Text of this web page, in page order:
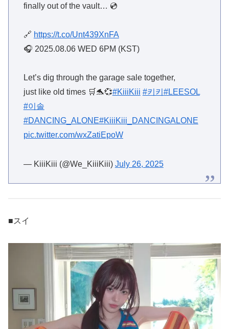
finally out of the vault… 💿
🔗 https://t.co/Unt439XnFA
🎧 2025.08.06 WED 6PM (KST)
Let’s dig through the garage sale together,
just like old times 🛒🐬💞#KiiiKiii #키키 #LEESOL
#이솔
#DANCING_ALONE#KiiiKiii_DANCINGALONE
pic.twitter.com/wxZatiEpoW
— KiiiKiii (@We_KiiiKiii) July 26, 2025
■スイ